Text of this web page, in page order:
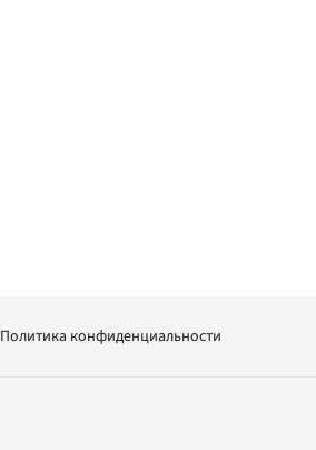
Политика конфиденциальности